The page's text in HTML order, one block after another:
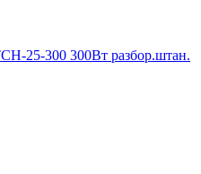
25-300 300Вт разбор.штан.